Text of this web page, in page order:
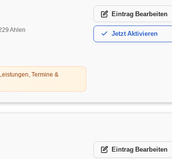
Ahlen
Termine &
Eintrag Bearbeiten
Jetzt Aktivieren
Eintrag Bearbeiten